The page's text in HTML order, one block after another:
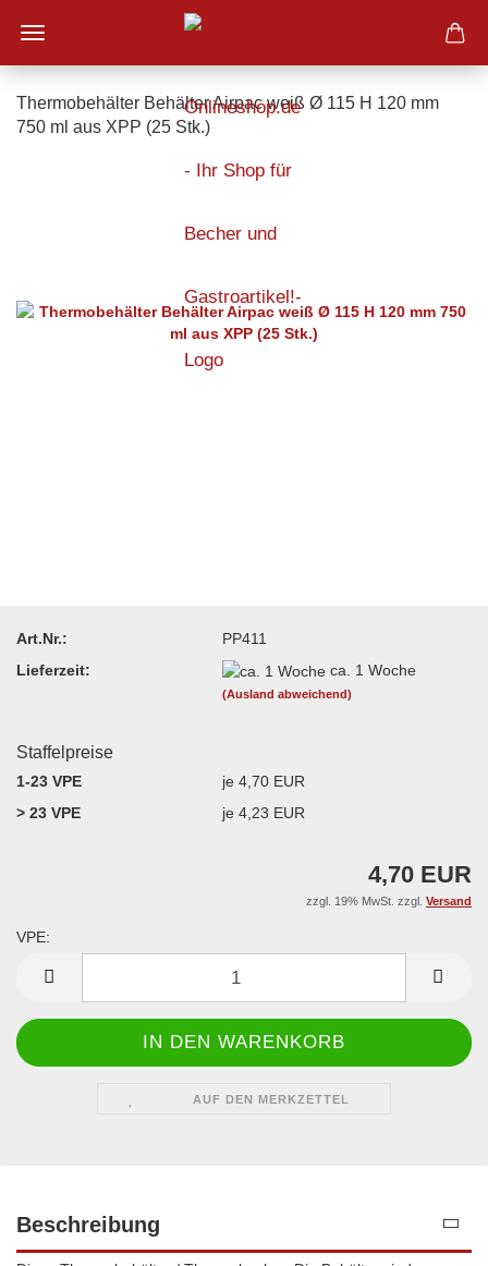
Thermobehälter Behälter Airpac weiß Ø 115 H 120 mm
750 ml aus XPP (25 Stk.)
Art.Nr.:
PP411
Lieferzeit:
ca. 1 Woche
(Ausland abweichend)
Staffelpreise
1-23 VPE
je 4,70 EUR
> 23 VPE
je 4,23 EUR
4,70 EUR
zzgl. 19% MwSt. zzgl. Versand
VPE:
AUF DEN MERKZETTEL
Beschreibung